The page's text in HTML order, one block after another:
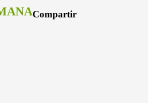
Compartir